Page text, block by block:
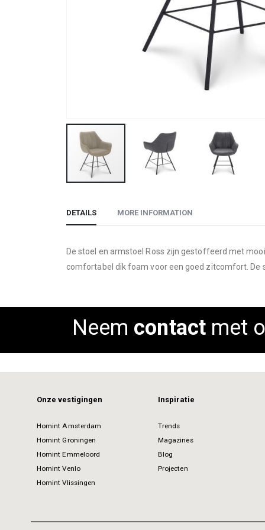
the
of
DETAILS
De stoel en armstoel Ross zijn gestoffeerd met
comfortabel dik foam voor een goed zitcomfort. De
MORE INFORMATION
Neem contactmet
Onze vestigingen
Homint Amsterdam
Homint Groningen
Homint Emmeloord
Homint Venlo
Homint Vlissingen
Inspiratie
Trends
Magazines
Blog
Projecten